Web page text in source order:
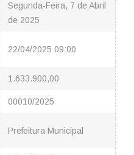
Segunda-Feira, 7 de Abril
de 2025
22/04/2025 09:00
1.633.900,00
00010/2025
Prefeitura Municipal